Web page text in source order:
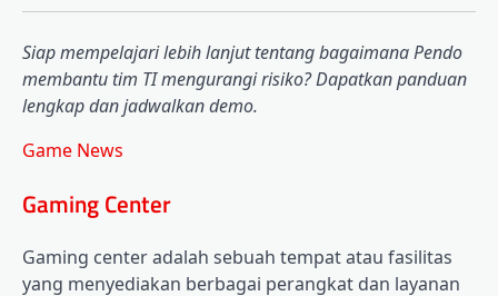
Siap mempelajari lebih lanjut tentang bagaimana Pendo
membantu tim TI mengurangi risiko? Dapatkan panduan
lengkap dan jadwalkan demo.
Game News
Gaming Center
Gaming center adalah sebuah tempat atau fasilitas
yang menyediakan berbagai perangkat dan layanan